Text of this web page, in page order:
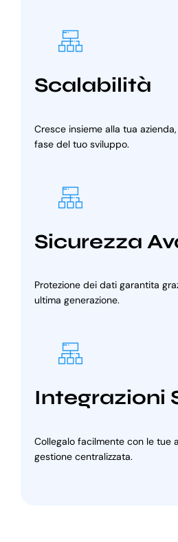
Scalabilità
Cresce insieme alla tua
fase del tuo sviluppo.
Sicurezza
Protezione dei dati garantita
ultima generazione.
Integrazioni
Collegalo facilmente con le tue
gestione centralizzata.